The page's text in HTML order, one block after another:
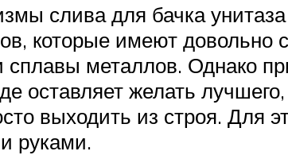
слива для бачка
которые имеют довольно
металлов. Однако
оставляет желать
выходить из строя. Для
руками.